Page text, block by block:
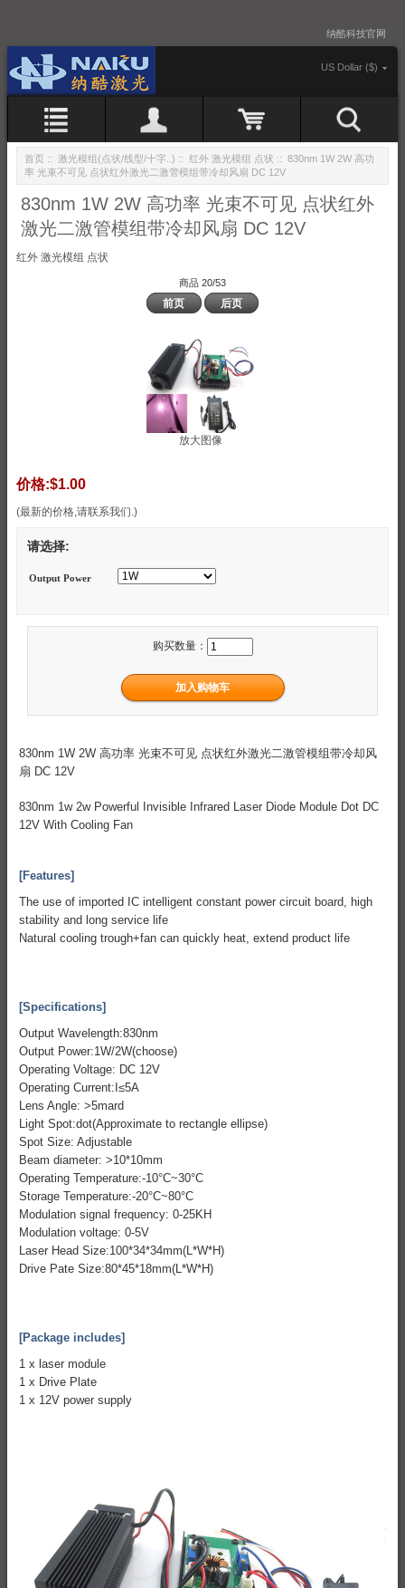
纳酷科技官网
US Dollar ($)
首页 :: 激光模组(点状/线型/十字..) :: 红外 激光模组 点状 :: 830nm 1W 2W 高功
率 光束不可见 点状红外激光二激管模组带冷却风扇 DC 12V
830nm 1W 2W 高功率 光束不可见 点状红外
激光二激管模组带冷却风扇 DC 12V
红外 激光模组 点状
商品 20/53
前页 后页
放大图像
价格:$1.00
(最新的价格,请联系我们.)
请选择:
Output Power
购买数量：
830nm 1W 2W 高功率 光束不可见 点状红外激光二激管模组带冷却风
扇 DC 12V
830nm 1w 2w Powerful Invisible Infrared Laser Diode Module Dot DC
12V With Cooling Fan
[Features]
The use of imported IC intelligent constant power circuit board, high
stability and long service life
Natural cooling trough+fan can quickly heat, extend product life
[Specifications]
Output Wavelength:830nm
Output Power:1W/2W(choose)
Operating Voltage: DC 12V
Operating Current:I≤5A
Lens Angle: >5mard
Light Spot:dot(Approximate to rectangle ellipse)
Spot Size: Adjustable
Beam diameter: >10*10mm
Operating Temperature:-10°C~30°C
Storage Temperature:-20°C~80°C
Modulation signal frequency: 0-25KH
Modulation voltage: 0-5V
Laser Head Size:100*34*34mm(L*W*H)
Drive Pate Size:80*45*18mm(L*W*H)
[Package includes]
1 x laser module
1 x Drive Plate
1 x 12V power supply